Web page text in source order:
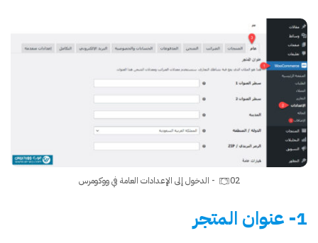
02- الدخول إلى الإعدادات العامة في ووكومرس
1- عنوان المتجر